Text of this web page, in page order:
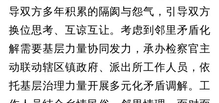
导双方多年积累的隔阂与怨气，引导双方
换位思考、互谅互让。考虑到邻里矛盾化
解需要基层力量协同发力，承办检察官主
动联动辖区镇政府、派出所工作人员，依
托基层治理力量开展多元化矛盾调解。工